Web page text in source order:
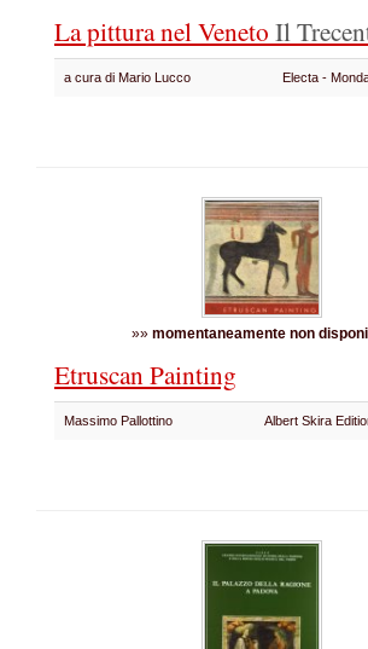
La pittura nel Veneto Il
a cura di Mario Lucco Electa -
»» momentaneamente non
Etruscan Painting
Massimo Pallottino Albert Skira